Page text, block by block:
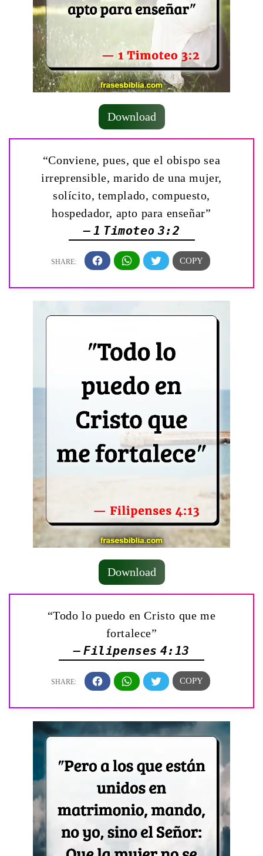
Download
“Conviene, pues, que el obispo sea
irreprensible, marido de una mujer,
solícito, templado, compuesto,
hospedador, apto para enseñar”
— 1 Timoteo 3:2
Download
“Todo lo puedo en Cristo que me
fortalece”
— Filipenses 4:13